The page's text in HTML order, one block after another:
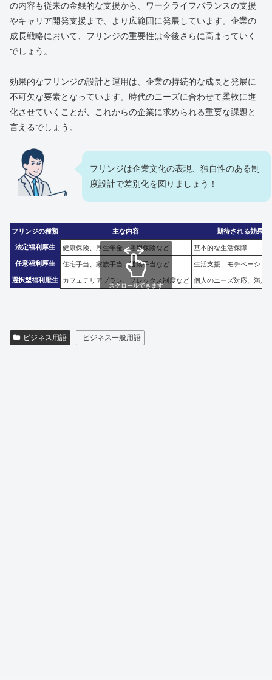
の内容も従来の金銭的な支援から、ワークライフバランスの支援
やキャリア開発支援まで、より広範囲に発展しています。企業の
成長戦略において、フリンジの重要性は今後さらに高まっていく
でしょう。
効果的なフリンジの設計と運用は、企業の持続的な成長と発展に
不可欠な要素となっています。時代のニーズに合わせて柔軟に進
化させていくことが、これからの企業に求められる重要な課題と
言えるでしょう。
フリンジは企業文化の表現、独自性のある制
度設計で差別化を図りましょう！
フリンジの種類 主な内容 期待される効果
法定福利厚生 健康保険、厚生年金、雇用保険など 基本的な生活保障
任意福利厚生 住宅手当、家族手当、通勤手当など 生活支援、モチベーショ
選択型福利厭生 カフェテリアプラン、フレックス制度など 個人のニーズ対応、満足
スクロールできます
ビジネス用語 ビジネス一般用語